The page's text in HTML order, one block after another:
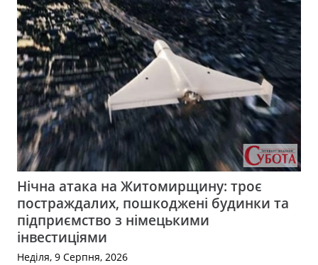
Нічна атака на Житомирщину: троє
постраждалих, пошкоджені будинки та
підприємство з німецькими
інвестиціями
Неділя, 9 Серпня, 2026